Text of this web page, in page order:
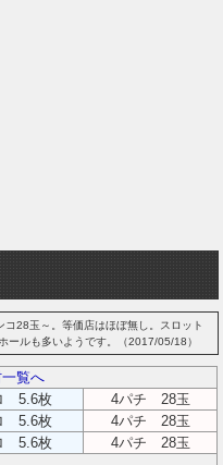
28玉～。等価店はほぼ無し。スロット
ールも多いようです。（2017/05/18）
覧へ
5.6枚
4パチ 28玉
5.6枚
4パチ 28玉
5.6枚 4パチ 28玉